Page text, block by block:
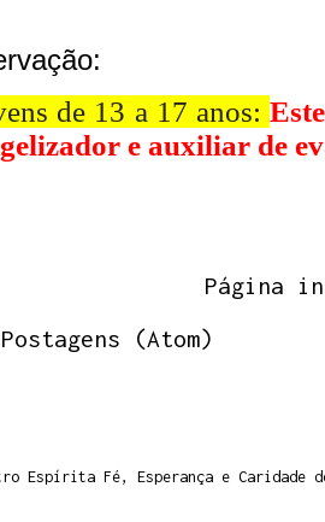
de 13 a 17 anos:
e auxiliar de
Página
Postagens (Atom)
Espírita Fé, Esperança e